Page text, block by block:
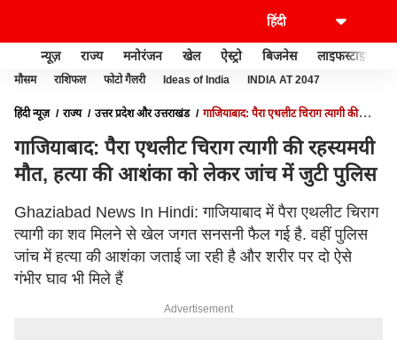
न्यूज़ राज्य मनोरंजन खेल ऐस्ट्रो बिजनेस लाइफस्टाइल
मौसम राशिफल फोटो गैलरी Ideas of India INDIA AT 2047
हिंदी न्यूज़ राज्य उत्तर प्रदेश और उत्तराखंड
गाजियाबाद: पैरा एथलीट चिराग त्यागी की
गाजियाबाद: पैरा एथलीट चिराग त्यागी की रहस्यमयी
मौत, हत्या की आशंका को लेकर जांच में जुटी पुलिस
Ghaziabad News In Hindi: गाजियाबाद में पैरा एथलीट चिराग
त्यागी का शव मिलने से खेल जगत सनसनी फैल गई है. वहीं पुलिस
जांच में हत्या की आशंका जताई जा रही है और शरीर पर दो ऐसे
गंभीर घाव भी मिले हैं
Advertisement